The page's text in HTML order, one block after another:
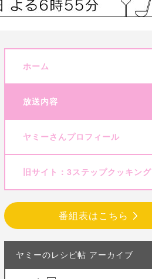
ホーム
放送内容
ヤミーさんプロフィール
旧サイト：3ステップクッキング
番組表はこちら
ヤミーのレシピ帖 アーカイブ